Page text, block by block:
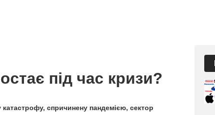
під час кризи?
спричинену пандемією, сектор